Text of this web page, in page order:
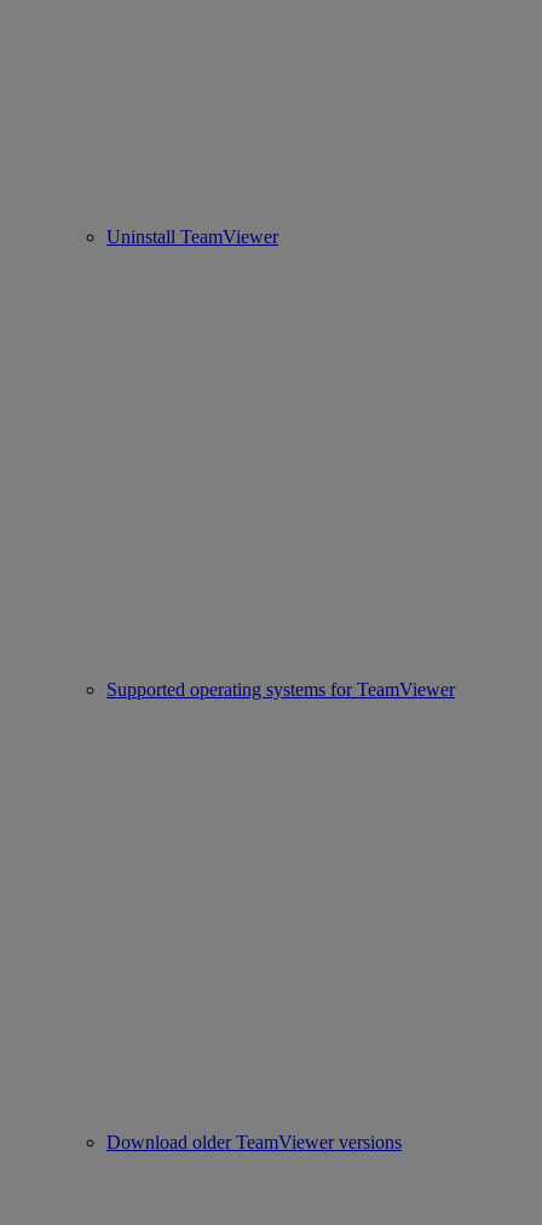
Uninstall TeamViewer
Supported operating systems for TeamViewer
Download older TeamViewer versions